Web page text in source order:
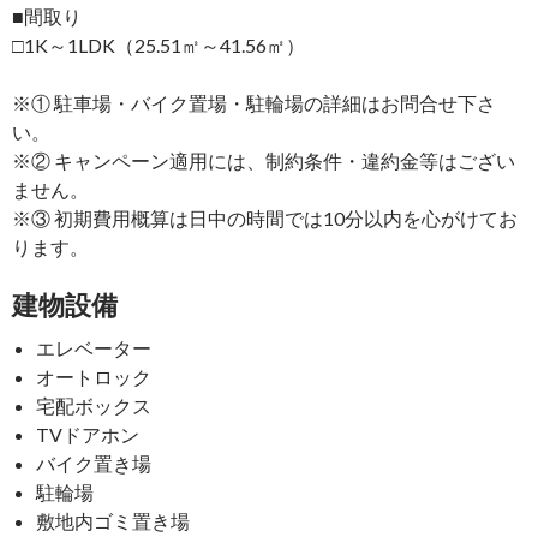
■間取り
□1K～1LDK（25.51㎡～41.56㎡）
※① 駐車場・バイク置場・駐輪場の詳細はお問合せ下さ
い。
※② キャンペーン適用には、制約条件・違約金等はござい
ません。
※③ 初期費用概算は日中の時間では10分以内を心がけてお
ります。
建物設備
エレベーター
オートロック
宅配ボックス
TVドアホン
バイク置き場
駐輪場
敷地内ゴミ置き場